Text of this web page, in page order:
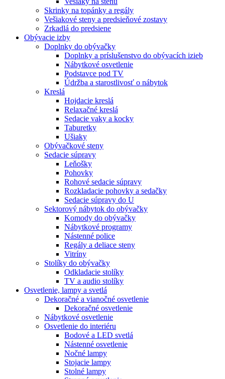
Skrinky na topánky a regály
Vešiakové steny a predsieňové zostavy
Zrkadlá do predsiene
Obývacie izby
Doplnky do obývačky
Doplnky a príslušenstvo do obývacích izieb
Nábytkové osvetlenie
Podstavce pod TV
Údržba a starostlivosť o nábytok
Kreslá
Hojdacie kreslá
Relaxačné kreslá
Sedacie vaky a kocky
Taburetky
Ušiaky
Obývačkové steny
Sedacie súpravy
Leňošky
Pohovky
Rohové sedacie súpravy
Rozkladacie pohovky a sedačky
Sedacie súpravy do U
Sektorový nábytok do obývačky
Komody do obývačky
Nábytkové programy
Nástenné police
Regály a deliace steny
Vitríny
Stolíky do obývačky
Odkladacie stolíky
TV a audio stolíky
Osvetlenie, lampy a svetlá
Dekoračné a vianočné osvetlenie
Dekoračné osvetlenie
Nábytkové osvetlenie
Osvetlenie do interiéru
Bodové a LED svetlá
Nástenné osvetlenie
Nočné lampy
Stojacie lampy
Stolné lampy